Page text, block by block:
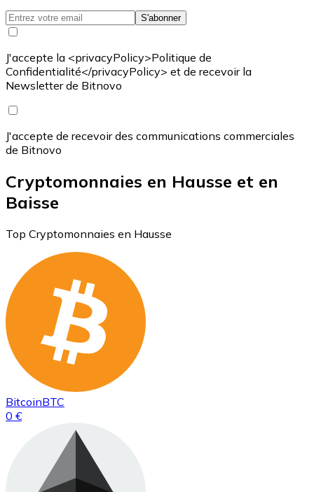
S'abonner
J'accepte la <privacyPolicy>Politique de
Confidentialité</privacyPolicy> et de recevoir la
Newsletter de Bitnovo
J'accepte de recevoir des communications commerciales
de Bitnovo
Cryptomonnaies en Hausse et en
Baisse
Top Cryptomonnaies en Hausse
BitcoinBTC
0 €